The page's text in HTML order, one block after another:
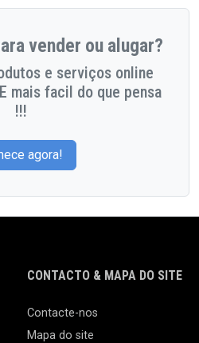
vender ou alugar?
e serviços online
mais facil do que pensa
!!!
agora!
CONTACTO & MAPA DO SITE
Contacte-nos
Mapa do site